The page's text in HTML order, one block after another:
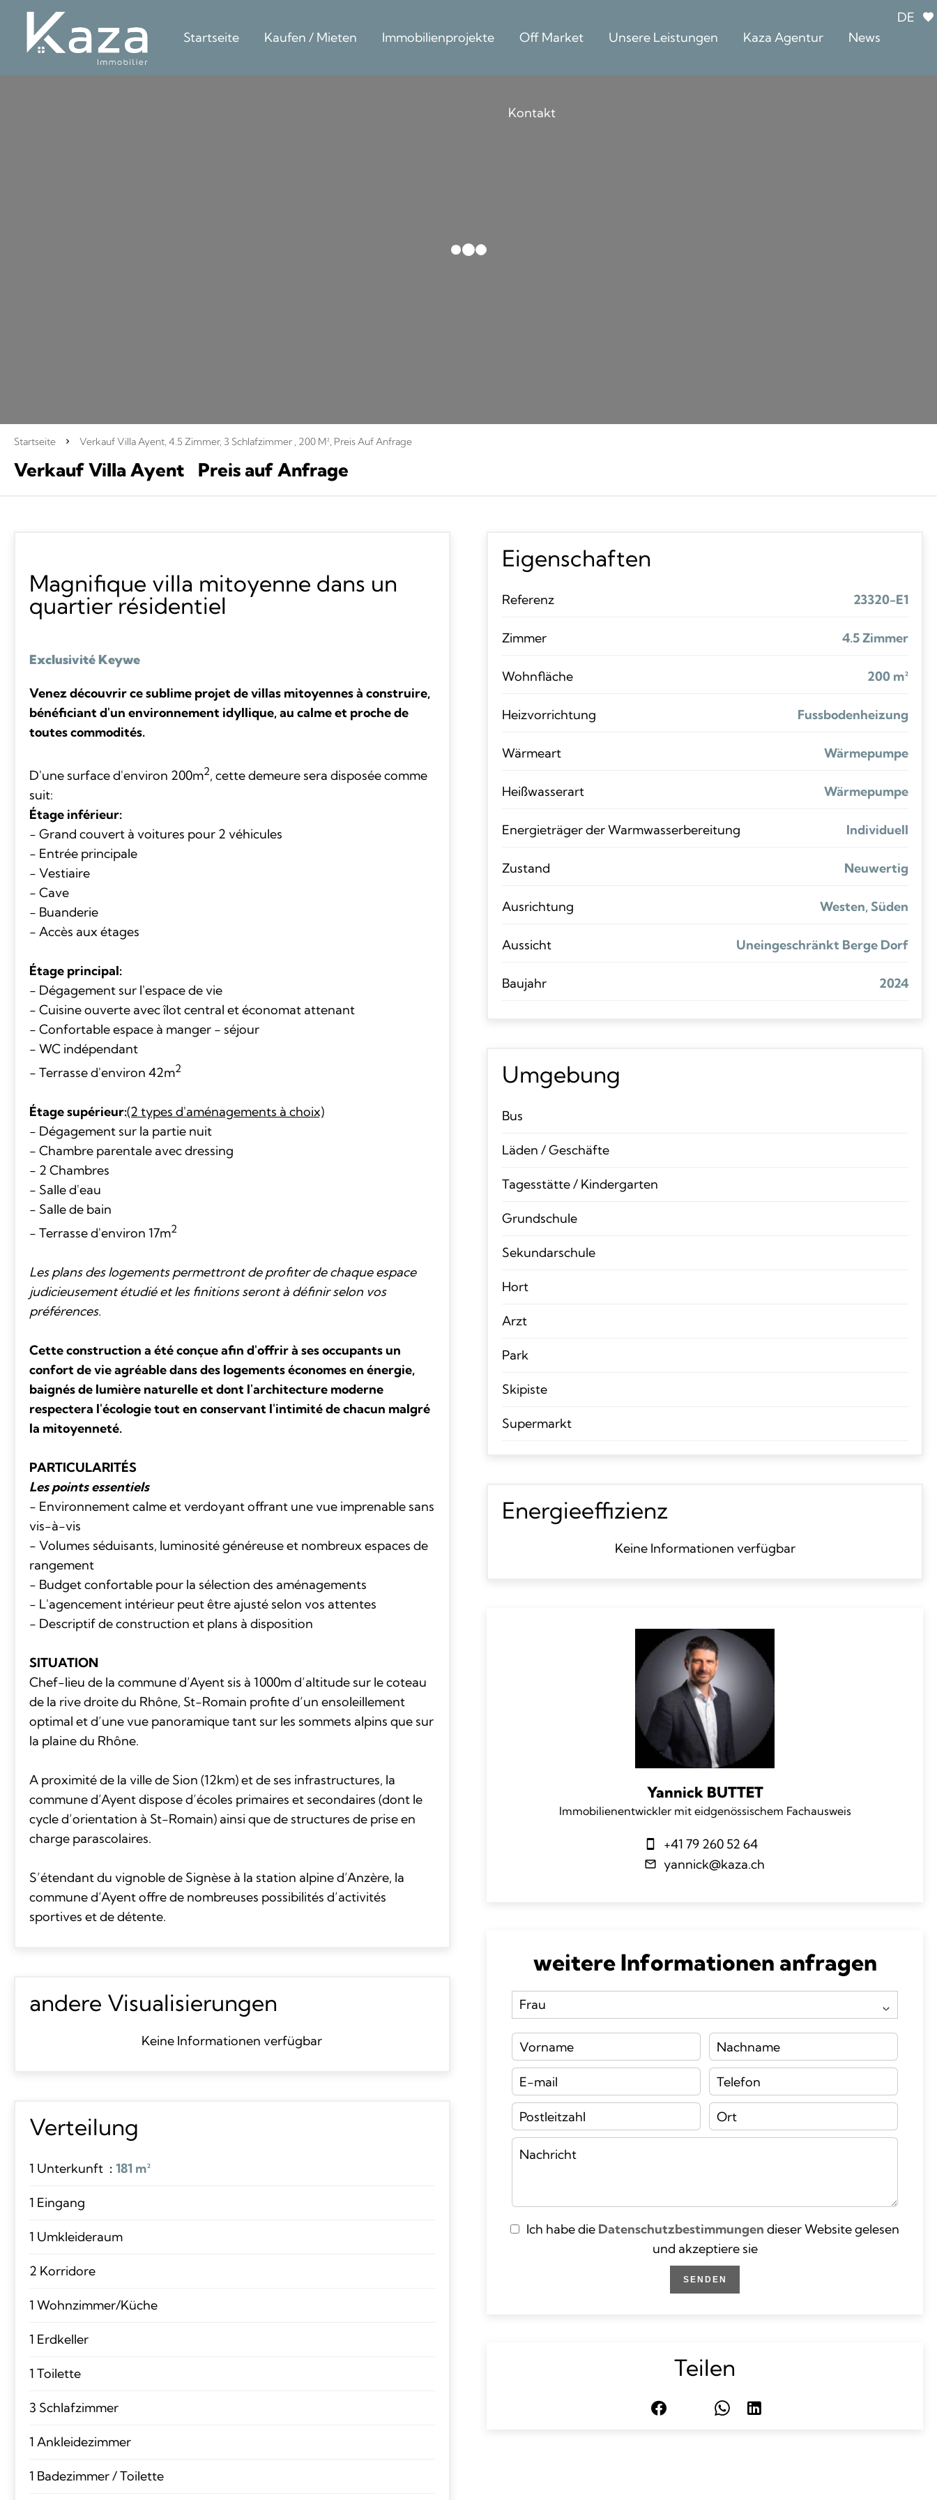
DE
Startseite
Kaufen / Mieten Immobilienprojekte Off Market Unsere Leistungen Kaza Agentur News
Kontakt
Startseite Verkauf Villa Ayent, 4.5 Zimmer, 3 Schlafzimmer , 200 M², Preis Auf Anfrage
Verkauf Villa Ayent Preis auf Anfrage
Magnifique villa mitoyenne dans un
quartier résidentiel
Exclusivité Keywe
Venez découvrir ce sublime projet de villas mitoyennes à construire,
bénéficiant d'un environnement idyllique, au calme et proche de
toutes commodités.
D'une surface d'environ 200m2, cette demeure sera disposée comme
suit:
Étage inférieur:
- Grand couvert à voitures pour 2 véhicules
- Entrée principale
- Vestiaire
- Cave
- Buanderie
- Accès aux étages
Étage principal:
- Dégagement sur l'espace de vie
- Cuisine ouverte avec îlot central et économat attenant
- Confortable espace à manger - séjour
- WC indépendant
- Terrasse d'environ 42m2
Étage supérieur:(2 types d'aménagements à choix)
- Dégagement sur la partie nuit
- Chambre parentale avec dressing
- 2 Chambres
- Salle d'eau
- Salle de bain
- Terrasse d'environ 17m2
Les plans des logements permettront de profiter de chaque espace
judicieusement étudié et les finitions seront à définir selon vos
préférences.
Cette construction a été conçue afin d'offrir à ses occupants un
confort de vie agréable dans des logements économes en énergie,
baignés de lumière naturelle et dont l'architecture moderne
respectera l'écologie tout en conservant l'intimité de chacun malgré
la mitoyenneté.
PARTICULARITÉS
Les points essentiels
- Environnement calme et verdoyant offrant une vue imprenable sans
vis-à-vis
- Volumes séduisants, luminosité généreuse et nombreux espaces de
rangement
- Budget confortable pour la sélection des aménagements
- L'agencement intérieur peut être ajusté selon vos attentes
- Descriptif de construction et plans à disposition
SITUATION
Chef-lieu de la commune d’Ayent sis à 1000m d’altitude sur le coteau
de la rive droite du Rhône, St-Romain profite d’un ensoleillement
optimal et d’une vue panoramique tant sur les sommets alpins que sur
la plaine du Rhône.
A proximité de la ville de Sion (12km) et de ses infrastructures, la
commune d’Ayent dispose d’écoles primaires et secondaires (dont le
cycle d’orientation à St-Romain) ainsi que de structures de prise en
charge parascolaires.
S’étendant du vignoble de Signèse à la station alpine d’Anzère, la
commune d’Ayent offre de nombreuses possibilités d’activités
sportives et de détente.
andere Visualisierungen
Keine Informationen verfügbar
Verteilung
1 Unterkunft 181 m²
1 Eingang
1 Umkleideraum
2 Korridore
1 Wohnzimmer/Küche
1 Erdkeller
1 Toilette
3 Schlafzimmer
1 Ankleidezimmer
1 Badezimmer / Toilette
Eigenschaften
Referenz 23320-E1
Zimmer 4.5 Zimmer
Wohnfläche 200 m²
Heizvorrichtung Fussbodenheizung
Wärmeart Wärmepumpe
Heißwasserart Wärmepumpe
Energieträger der Warmwasserbereitung Individuell
Zustand Neuwertig
Ausrichtung Westen, Süden
Aussicht Uneingeschränkt Berge Dorf
Baujahr 2024
Umgebung
Bus
Läden / Geschäfte
Tagesstätte / Kindergarten
Grundschule
Sekundarschule
Hort
Arzt
Park
Skipiste
Supermarkt
Energieeffizienz
Keine Informationen verfügbar
Yannick BUTTET
Immobilienentwickler mit eidgenössischem Fachausweis
+41 79 260 52 64
yannick@kaza.ch
weitere Informationen anfragen
Ich habe die Datenschutzbestimmungen dieser Website gelesen
und akzeptiere sie
SENDEN
Teilen